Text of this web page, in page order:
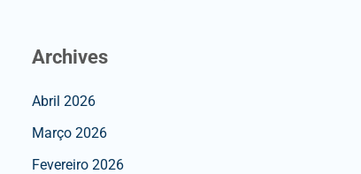
Archives
Abril 2026
Março 2026
Fevereiro 2026